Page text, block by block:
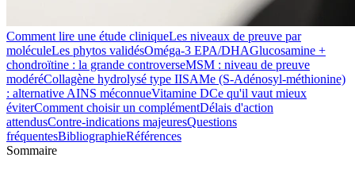
Comment lire une étude cliniqueLes niveaux de preuve par
moléculeLes phytos validésOméga-3 EPA/DHAGlucosamine +
chondroïtine : la grande controverseMSM : niveau de preuve
modéréCollagène hydrolysé type IISAMe (S-Adénosyl-méthionine)
: alternative AINS méconnueVitamine DCe qu'il vaut mieux
éviterComment choisir un complémentDélais d'action
attendusContre-indications majeuresQuestions
fréquentesBibliographieRéférences
Sommaire